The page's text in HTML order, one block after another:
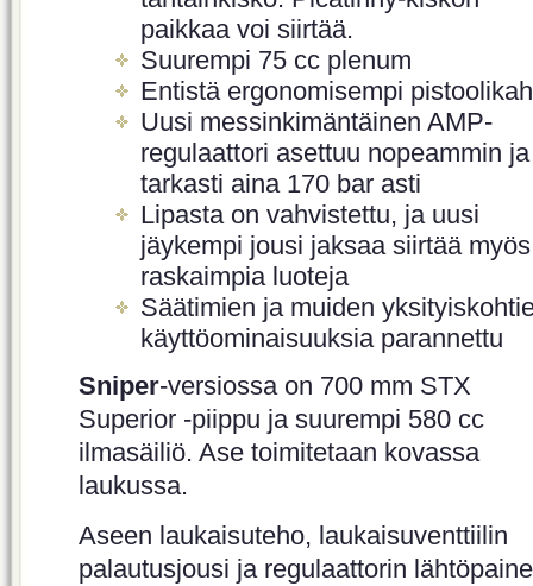
paikkaa voi siirtää.
Suurempi 75 cc plenum
Entistä ergonomisempi
Uusi messinkimäntäinen AMP-
regulaattori asettuu nopeammin ja
tarkasti aina 170 bar asti
Lipasta on vahvistettu, ja uusi
jäykempi jousi jaksaa siirtää myös
raskaimpia luoteja
Säätimien ja muiden
käyttöominaisuuksia parannettu
Sniper-versiossa on 700 mm STX
Superior -piippu ja suurempi 580 cc
ilmasäiliö. Ase toimitetaan kovassa
laukussa.
Aseen laukaisuteho, laukaisuventtiilin
palautusjousi ja regulaattorin lähtöpaine